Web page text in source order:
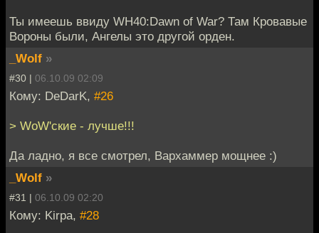
Ты имеешь ввиду WH40:Dawn of War? Там Кровавые
Вороны были, Ангелы это другой орден.
_Wolf »
#30 | 06.10.09 02:09
Кому: DeDarK, #26
> WoW'ские - лучше!!!
Да ладно, я все смотрел, Вархаммер мощнее :)
_Wolf »
#31 | 06.10.09 02:20
Кому: Kirpa, #28